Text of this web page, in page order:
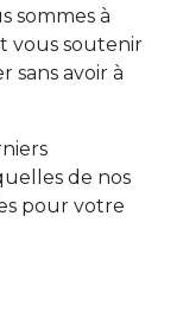
sommes à
vous soutenir
sans avoir à
de nos
pour votre